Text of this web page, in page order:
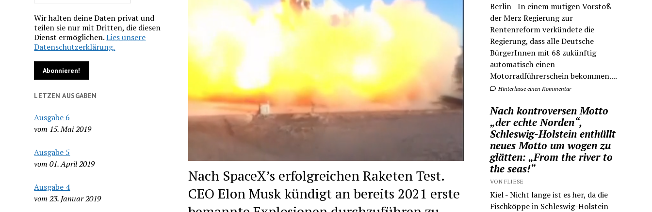
Wir halten deine Daten privat und
teilen sie nur mit Dritten, die diesen
Dienst ermöglichen.Lies unsere
Datenschutzerklärung.
LETZEN AUSGABEN
Ausgabe 6
vom 15. Mai 2019
Ausgabe 5
vom 01. April 2019
Ausgabe 4
vom 23. Januar 2019
Nach SpaceX’s erfolgreichen Raketen Test.
CEO Elon Musk kündigt an bereits 2021 erste
Berlin - In einem mutigen Vorstoß
der Merz Regierung zur
Rentenreform verkündete die
Regierung, dass alle Deutsche
BürgerInnen mit 68 zukünftig
automatisch einen
Motorradführerschein bekommen....
Hinterlasse einen Kommentar
Nach kontroversen Motto
„der echte Norden“,
Schleswig-Holstein enthüllt
neues Motto um wogen zu
glätten: „From the river to
the seas!“
VON FLIESE
Kiel - Nicht lange ist es her, da die
Fischköppe in Schleswig-Holstein